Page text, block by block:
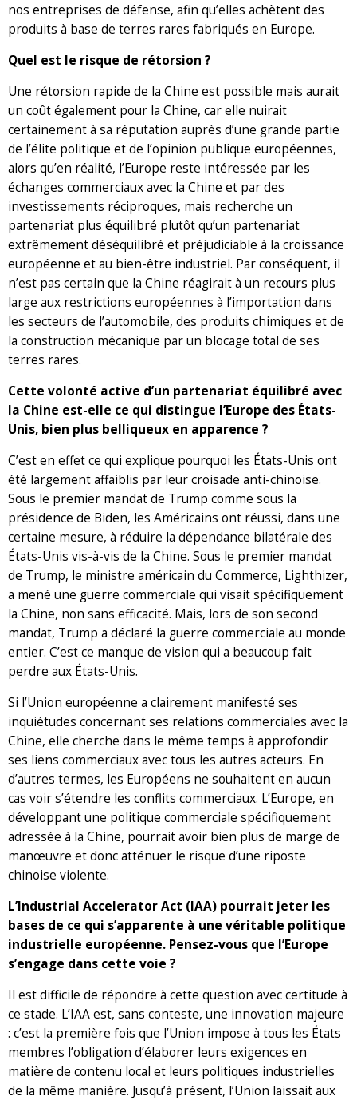
nos entreprises de défense, afin qu’elles achètent des
produits à base de terres rares fabriqués en Europe.
Quel est le risque de rétorsion ?
Une rétorsion rapide de la Chine est possible mais aurait
un coût également pour la Chine, car elle nuirait
certainement à sa réputation auprès d’une grande partie
de l’élite politique et de l’opinion publique européennes,
alors qu’en réalité, l’Europe reste intéressée par les
échanges commerciaux avec la Chine et par des
investissements réciproques, mais recherche un
partenariat plus équilibré plutôt qu’un partenariat
extrêmement déséquilibré et préjudiciable à la croissance
européenne et au bien-être industriel. Par conséquent, il
n’est pas certain que la Chine réagirait à un recours plus
large aux restrictions européennes à l’importation dans
les secteurs de l’automobile, des produits chimiques et de
la construction mécanique par un blocage total de ses
terres rares.
Cette volonté active d’un partenariat équilibré avec
la Chine est-elle ce qui distingue l’Europe des États-
Unis, bien plus belliqueux en apparence ?
C’est en effet ce qui explique pourquoi les États-Unis ont
été largement affaiblis par leur croisade anti-chinoise.
Sous le premier mandat de Trump comme sous la
présidence de Biden, les Américains ont réussi, dans une
certaine mesure, à réduire la dépendance bilatérale des
États-Unis vis-à-vis de la Chine. Sous le premier mandat
de Trump, le ministre américain du Commerce, Lighthizer,
a mené une guerre commerciale qui visait spécifiquement
la Chine, non sans efficacité. Mais, lors de son second
mandat, Trump a déclaré la guerre commerciale au monde
entier. C’est ce manque de vision qui a beaucoup fait
perdre aux États-Unis.
Si l’Union européenne a clairement manifesté ses
inquiétudes concernant ses relations commerciales avec la
Chine, elle cherche dans le même temps à approfondir
ses liens commerciaux avec tous les autres acteurs. En
d’autres termes, les Européens ne souhaitent en aucun
cas voir s’étendre les conflits commerciaux. L’Europe, en
développant une politique commerciale spécifiquement
adressée à la Chine, pourrait avoir bien plus de marge de
manœuvre et donc atténuer le risque d’une riposte
chinoise violente.
L’Industrial Accelerator Act (IAA) pourrait jeter les
bases de ce qui s’apparente à une véritable politique
industrielle européenne. Pensez-vous que l’Europe
s’engage dans cette voie ?
Il est difficile de répondre à cette question avec certitude à
ce stade. L’IAA est, sans conteste, une innovation majeure
: c’est la première fois que l’Union impose à tous les États
membres l’obligation d’élaborer leurs exigences en
matière de contenu local et leurs politiques industrielles
de la même manière. Jusqu’à présent, l’Union laissait aux